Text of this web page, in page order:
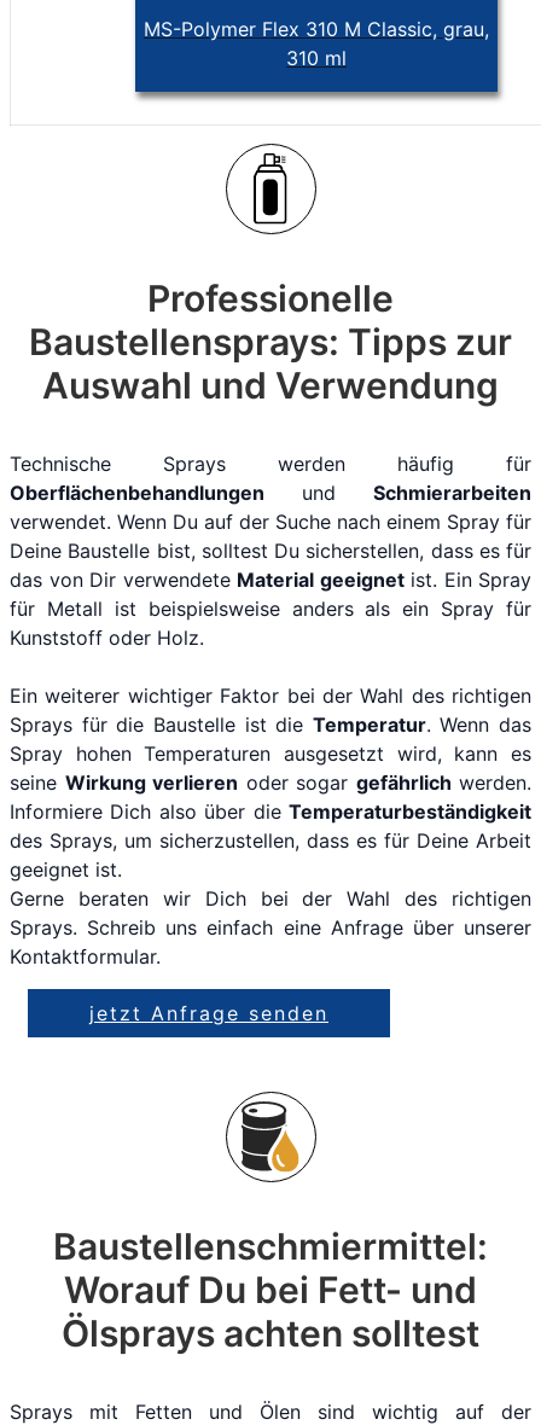
MS-Polymer Flex 310 M Classic, grau,
310 ml
Professionelle
Baustellensprays: Tipps zur
Auswahl und Verwendung
Technische Sprays werden häufig für
Oberflächenbehandlungen und Schmierarbeiten
verwendet. Wenn Du auf der Suche nach einem Spray für
Deine Baustelle bist, solltest Du sicherstellen, dass es für
das von Dir verwendete Material geeignetist. Ein Spray
für Metall ist beispielsweise anders als ein Spray für
Kunststoff oder Holz.
Ein weiterer wichtiger Faktor bei der Wahl des richtigen
Sprays für die Baustelle ist die Temperatur. Wenn das
Spray hohen Temperaturen ausgesetzt wird, kann es
seine Wirkung verlieren oder sogar gefährlich werden.
Informiere Dich also über die Temperaturbeständigkeit
des Sprays, um sicherzustellen, dass es für Deine Arbeit
geeignet ist.
Gerne beraten wir Dich bei der Wahl des richtigen
Sprays. Schreib uns einfach eine Anfrage über unserer
Kontaktformular.
jetzt Anfrage senden
Baustellenschmiermittel:
Worauf Du bei Fett- und
Ölsprays achten solltest
Sprays mit Fetten und Ölen sind wichtig auf der